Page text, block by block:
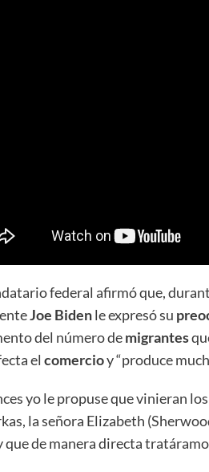
federal afirmó que,
Joe Bidenle expresó su
del número demigrantes
el comercioy “produce
yo le propuse que vinieran
la señora Elizabeth
que de manera directa